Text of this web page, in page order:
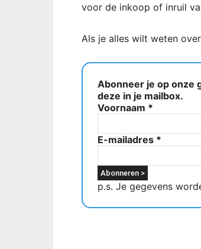
voor de inkoop of inruil
Als je alles wilt weten
Abonneer je op onze
deze in je mailbox.
Voornaam *
E-mailadres *
p.s. Je gegevens